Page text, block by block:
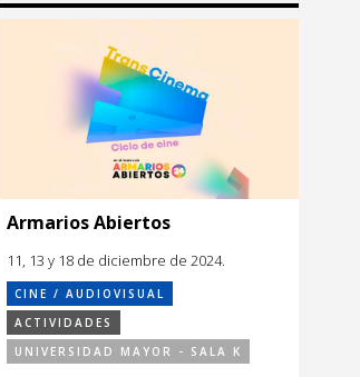
Armarios Abiertos
11, 13 y 18 de diciembre de 2024.
CINE / AUDIOVISUAL
ACTIVIDADES
UNIVERSIDAD MAYOR - SALA K